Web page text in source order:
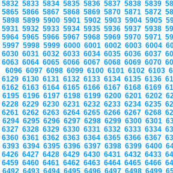
5832 5833 5834 5835 5836 5837 5838 5839
5865 5866 5867 5868 5869 5870 5871 5872
5898 5899 5900 5901 5902 5903 5904 5905
5931 5932 5933 5934 5935 5936 5937 5938
5964 5965 5966 5967 5968 5969 5970 5971
5997 5998 5999 6000 6001 6002 6003 6004
6030 6031 6032 6033 6034 6035 6036 6037
6063 6064 6065 6066 6067 6068 6069 6070
6096 6097 6098 6099 6100 6101 6102 6103
6129 6130 6131 6132 6133 6134 6135 6136
6162 6163 6164 6165 6166 6167 6168 6169
6195 6196 6197 6198 6199 6200 6201 6202
6228 6229 6230 6231 6232 6233 6234 6235
6261 6262 6263 6264 6265 6266 6267 6268
6294 6295 6296 6297 6298 6299 6300 6301
6327 6328 6329 6330 6331 6332 6333 6334
6360 6361 6362 6363 6364 6365 6366 6367
6393 6394 6395 6396 6397 6398 6399 6400
6426 6427 6428 6429 6430 6431 6432 6433
6459 6460 6461 6462 6463 6464 6465 6466
6492 6493 6494 6495 6496 6497 6498 6499